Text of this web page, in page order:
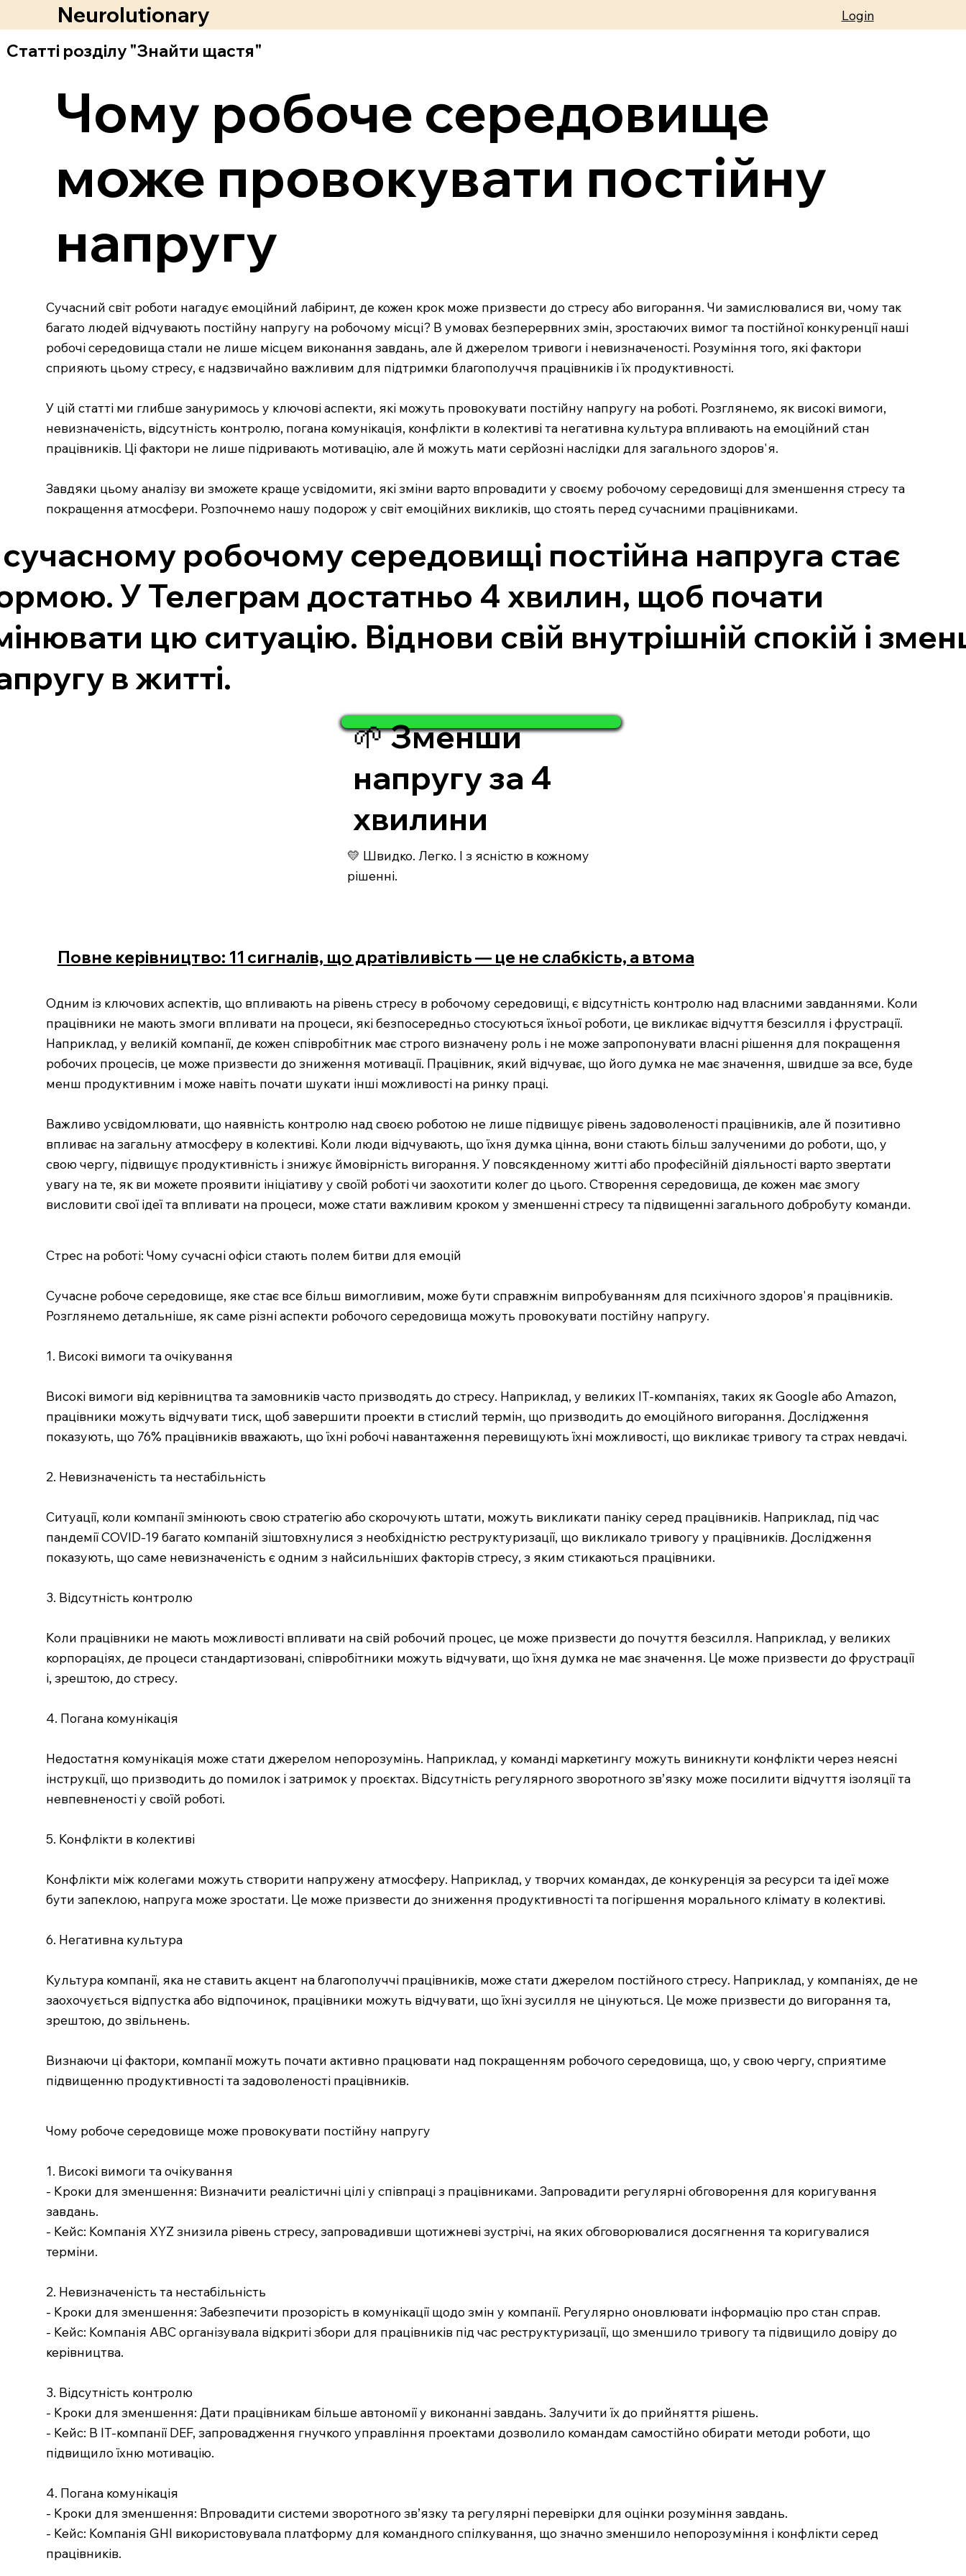
Neurolutionary Login
Статті розділу "Знайти щастя"
Чому робоче середовище
може провокувати постійну
напругу
Сучасний світ роботи нагадує емоційний лабіринт, де кожен крок може призвести до стресу або вигорання. Чи замислювалися ви, чому так
багато людей відчувають постійну напругу на робочому місці? В умовах безперервних змін, зростаючих вимог та постійної конкуренції наші
робочі середовища стали не лише місцем виконання завдань, але й джерелом тривоги і невизначеності. Розуміння того, які фактори
сприяють цьому стресу, є надзвичайно важливим для підтримки благополуччя працівників і їх продуктивності.
У цій статті ми глибше зануримось у ключові аспекти, які можуть провокувати постійну напругу на роботі. Розглянемо, як високі вимоги,
невизначеність, відсутність контролю, погана комунікація, конфлікти в колективі та негативна культура впливають на емоційний стан
працівників. Ці фактори не лише підривають мотивацію, але й можуть мати серйозні наслідки для загального здоров'я.
Завдяки цьому аналізу ви зможете краще усвідомити, які зміни варто впровадити у своєму робочому середовищі для зменшення стресу та
покращення атмосфери. Розпочнемо нашу подорож у світ емоційних викликів, що стоять перед сучасними працівниками.
робочому середовищі постійна напруга стає
У Телеграм достатньо 4 хвилин, щоб почати
цю ситуацію. Віднови свій внутрішній спокій і
в житті.
🌱 Зменши
напругу за 4
хвилини
💛 Швидко. Легко. І з ясністю в кожному
рішенні.
Повне керівництво: 11 сигналів, що дратівливість — це не слабкість, а втома
Одним із ключових аспектів, що впливають на рівень стресу в робочому середовищі, є відсутність контролю над власними завданнями. Коли
працівники не мають змоги впливати на процеси, які безпосередньо стосуються їхньої роботи, це викликає відчуття безсилля і фрустрації.
Наприклад, у великій компанії, де кожен співробітник має строго визначену роль і не може запропонувати власні рішення для покращення
робочих процесів, це може призвести до зниження мотивації. Працівник, який відчуває, що його думка не має значення, швидше за все, буде
менш продуктивним і може навіть почати шукати інші можливості на ринку праці.
Важливо усвідомлювати, що наявність контролю над своєю роботою не лише підвищує рівень задоволеності працівників, але й позитивно
впливає на загальну атмосферу в колективі. Коли люди відчувають, що їхня думка цінна, вони стають більш залученими до роботи, що, у
свою чергу, підвищує продуктивність і знижує ймовірність вигорання. У повсякденному житті або професійній діяльності варто звертати
увагу на те, як ви можете проявити ініціативу у своїй роботі чи заохотити колег до цього. Створення середовища, де кожен має змогу
висловити свої ідеї та впливати на процеси, може стати важливим кроком у зменшенні стресу та підвищенні загального добробуту команди.
Стрес на роботі: Чому сучасні офіси стають полем битви для емоцій
Сучасне робоче середовище, яке стає все більш вимогливим, може бути справжнім випробуванням для психічного здоров'я працівників.
Розглянемо детальніше, як саме різні аспекти робочого середовища можуть провокувати постійну напругу.
1. Високі вимоги та очікування
Високі вимоги від керівництва та замовників часто призводять до стресу. Наприклад, у великих IT-компаніях, таких як Google або Amazon,
працівники можуть відчувати тиск, щоб завершити проекти в стислий термін, що призводить до емоційного вигорання. Дослідження
показують, що 76% працівників вважають, що їхні робочі навантаження перевищують їхні можливості, що викликає тривогу та страх невдачі.
2. Невизначеність та нестабільність
Ситуації, коли компанії змінюють свою стратегію або скорочують штати, можуть викликати паніку серед працівників. Наприклад, під час
пандемії COVID-19 багато компаній зіштовхнулися з необхідністю реструктуризації, що викликало тривогу у працівників. Дослідження
показують, що саме невизначеність є одним з найсильніших факторів стресу, з яким стикаються працівники.
3. Відсутність контролю
Коли працівники не мають можливості впливати на свій робочий процес, це може призвести до почуття безсилля. Наприклад, у великих
корпораціях, де процеси стандартизовані, співробітники можуть відчувати, що їхня думка не має значення. Це може призвести до фрустрації
і, зрештою, до стресу.
4. Погана комунікація
Недостатня комунікація може стати джерелом непорозумінь. Наприклад, у команді маркетингу можуть виникнути конфлікти через неясні
інструкції, що призводить до помилок і затримок у проєктах. Відсутність регулярного зворотного зв’язку може посилити відчуття ізоляції та
невпевненості у своїй роботі.
5. Конфлікти в колективі
Конфлікти між колегами можуть створити напружену атмосферу. Наприклад, у творчих командах, де конкуренція за ресурси та ідеї може
бути запеклою, напруга може зростати. Це може призвести до зниження продуктивності та погіршення морального клімату в колективі.
6. Негативна культура
Культура компанії, яка не ставить акцент на благополуччі працівників, може стати джерелом постійного стресу. Наприклад, у компаніях, де не
заохочується відпустка або відпочинок, працівники можуть відчувати, що їхні зусилля не цінуються. Це може призвести до вигорання та,
зрештою, до звільнень.
Визнаючи ці фактори, компанії можуть почати активно працювати над покращенням робочого середовища, що, у свою чергу, сприятиме
підвищенню продуктивності та задоволеності працівників.
Чому робоче середовище може провокувати постійну напругу
1. Високі вимоги та очікування
- Кроки для зменшення: Визначити реалістичні цілі у співпраці з працівниками. Запровадити регулярні обговорення для коригування
завдань.
- Кейс: Компанія XYZ знизила рівень стресу, запровадивши щотижневі зустрічі, на яких обговорювалися досягнення та коригувалися
терміни.
2. Невизначеність та нестабільність
- Кроки для зменшення: Забезпечити прозорість в комунікації щодо змін у компанії. Регулярно оновлювати інформацію про стан справ.
- Кейс: Компанія ABC організувала відкриті збори для працівників під час реструктуризації, що зменшило тривогу та підвищило довіру до
керівництва.
3. Відсутність контролю
- Кроки для зменшення: Дати працівникам більше автономії у виконанні завдань. Залучити їх до прийняття рішень.
- Кейс: В IT-компанії DEF, запровадження гнучкого управління проектами дозволило командам самостійно обирати методи роботи, що
підвищило їхню мотивацію.
4. Погана комунікація
- Кроки для зменшення: Впровадити системи зворотного зв’язку та регулярні перевірки для оцінки розуміння завдань.
- Кейс: Компанія GHI використовувала платформу для командного спілкування, що значно зменшило непорозуміння і конфлікти серед
працівників.